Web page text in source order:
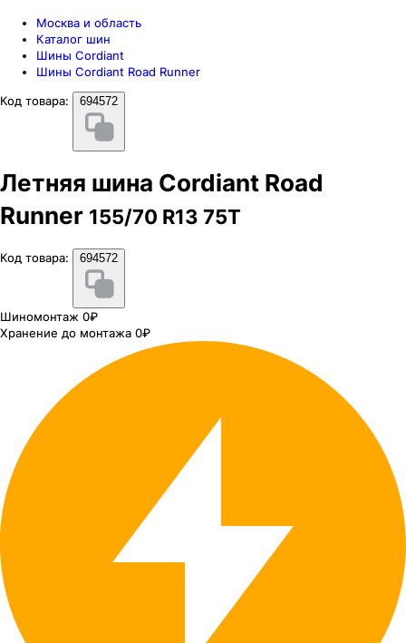
Москва и область
Каталог шин
Шины Cordiant
Шины Cordiant Road Runner
Код товара:
694572
Летняя шина Cordiant Road
Runner 155/70 R13 75T
Код товара: 694572
Шиномонтаж 0₽
Хранение до монтажа 0₽